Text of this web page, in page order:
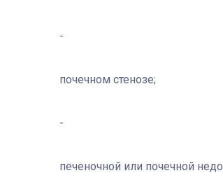
почечном стенозе;
печеночной или почечной